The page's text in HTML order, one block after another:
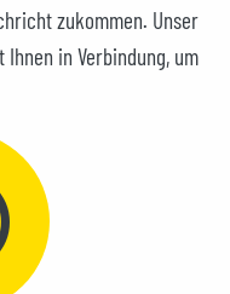
zukommen. Unser
in Verbindung, um